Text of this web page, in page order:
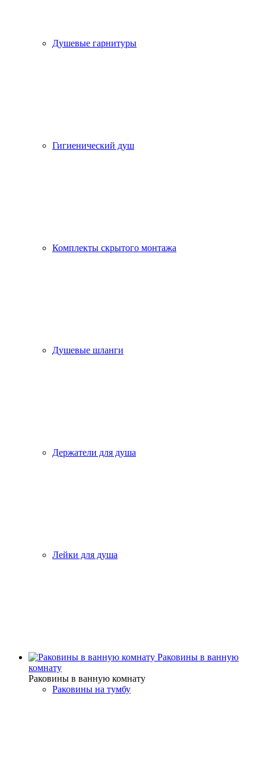
Душевые гарнитуры
Гигиенический душ
Комплекты скрытого монтажа
Душевые шланги
Держатели для душа
Лейки для душа
Раковины в ванную
комнату
Раковины в ванную комнату
Раковины на тумбу